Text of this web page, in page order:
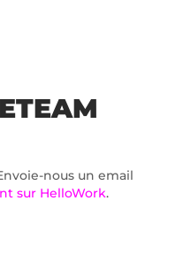
nous un email
sur HelloWork.